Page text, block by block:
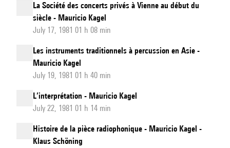
La Société des concerts privés à Vienne au début du
siècle - Mauricio Kagel
July 17, 1981 01 h 08 min
Les instruments traditionnels à percussion en Asie -
Mauricio Kagel
July 19, 1981 01 h 40 min
L’interprétation - Mauricio Kagel
July 22, 1981 01 h 14 min
Histoire de la pièce radiophonique - Mauricio Kagel -
Klaus Schöning